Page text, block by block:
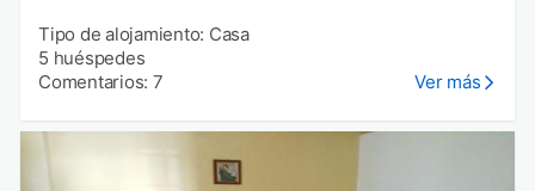
Tipo de alojamiento: Casa
5 huéspedes
Comentarios: 7
Ver más